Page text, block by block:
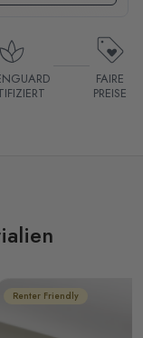
FAIRE
PREISE
Renter Friendly